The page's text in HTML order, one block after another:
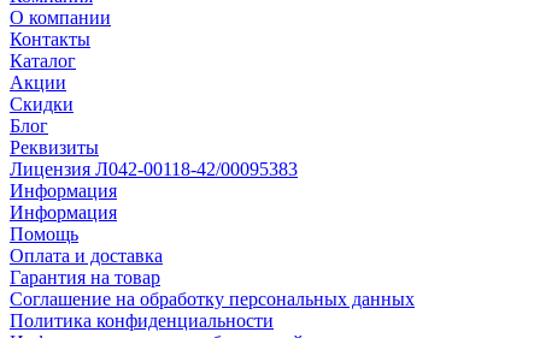
О компании
Контакты
Каталог
Акции
Скидки
Блог
Реквизиты
Лицензия Л042-00118-42/00095383
Информация
Информация
Помощь
Оплата и доставка
Гарантия на товар
Соглашение на обработку персональных данных
Политика конфиденциальности